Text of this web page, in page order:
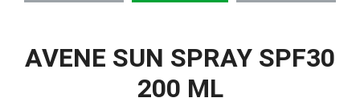
AVENE SUN SPRAY SPF30
200 ML